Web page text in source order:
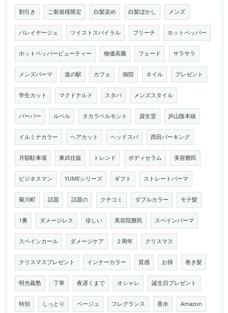
割引き ご新規様限定 白髪染め 白髪ぼかし メンズ
バレイヤージュ ツイストスパイラル ブリーチ ホットペッパー
ホットペッパービューティー 物価高騰 フェード サラサラ
メンズパーマ 道の駅 カフェ 病院 ネイル プレゼント
学生カット マクドナルド スタバ メンズスタイル
バーバー ルベル タカラベルモント 資生堂 JR山陰本線
イルミナカラー ヘアカット ヘッドスパ 西田パーキング
月額駐車場 東武住販 トレンド ボディセラム 美容難民
ビジネスマン YUMEシリーズ ギフト ストレートパーマ
菊川町 話題 話題の クチコミ ダブルカラー モテ髪
1番 ダメージレス 珍しい 美容院難民 スペインパーマ
スペインカール ダメージケア ２周年 クリスマス
クリスマスプレゼント インナーカラー 質感 お得 巻き髪
明光義塾 丁寧 夜遅くまで オシャレ 誕生日プレゼント
特別 しっとり ベージュ フレグランス 香水 Amazon